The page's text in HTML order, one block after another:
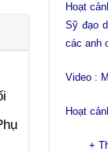
Hoạt
Sỹ đạo
các anh
Video :
Hoạt
+